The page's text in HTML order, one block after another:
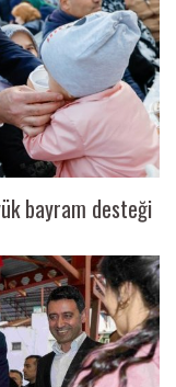
bayram desteği